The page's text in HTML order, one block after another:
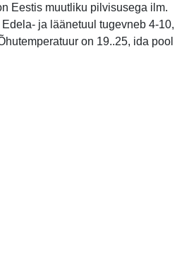
Eestis muutliku pilvisusega ilm.
ja läänetuul tugevneb 4-10,
on 19..25, ida pool